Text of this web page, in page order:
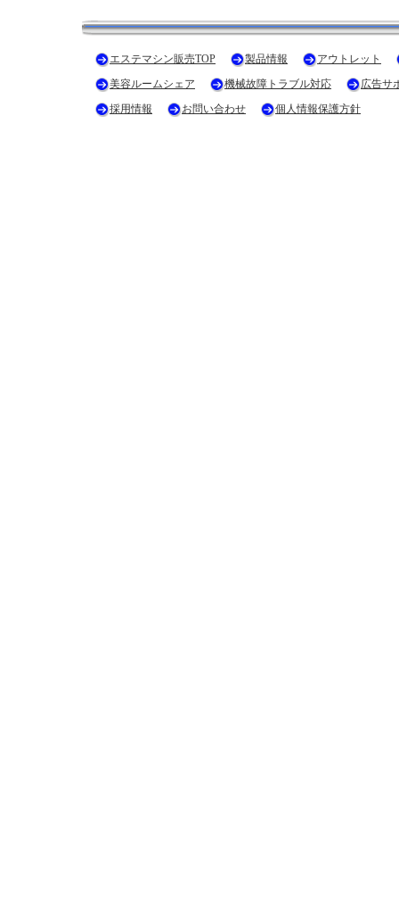
エステマシン販売TOP 製品情報
アウトレット
美容ルームシェア
機械故障トラブル対応
広告サ
採用情報
お問い合わせ 個人情報保護方針